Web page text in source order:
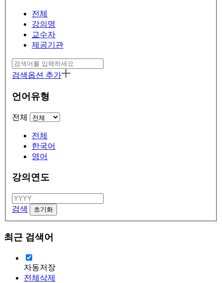
전체
강의명
교수자
제공기관
검색옵션 추가
언어유형
전체
전체
한국어
영어
강의연도
검색
최근 검색어
자동저장
전체삭제